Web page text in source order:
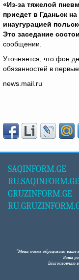
«Из-за тяжелой
приедет в Гданьск
инаугурацией
Это заседание
сообщении.
Уточняется, что фон
обязанностей в
news.mail.ru
SAQINFORM.GE
RU.SAQINFORM.GE
GRUZINFORM.GE